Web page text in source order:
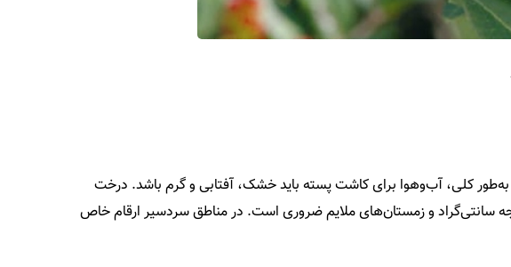
کلی، آب‌وهوا برای کاشت پسته باید خشک، آفتابی و گرم باشد. درخت
است در برابر گرمای شدید تابستان مقاومت کند، برای رشد پسته، تابستان‌های گرم با دمای ۳۰ تا ۳۵ درجه سانتی‌گراد و زمستان‌های ملایم ضروری است. در مناطق سردسیر ارقام خاص